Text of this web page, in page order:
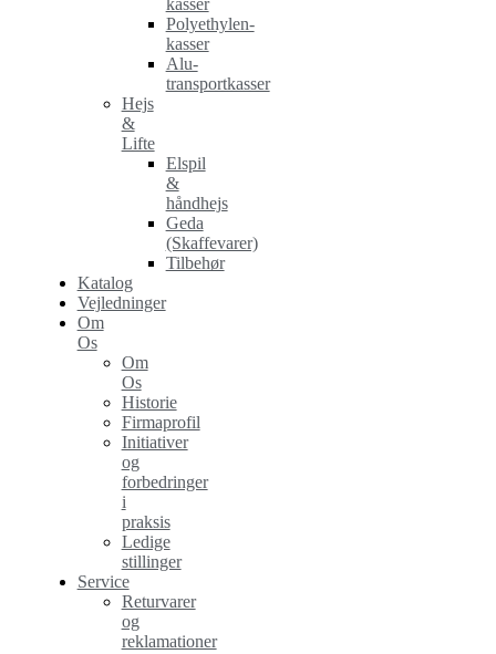
kasser
Polyethylen-
kasser
Alu-
transportkasser
Hejs
&
Lifte
Elspil
&
håndhejs
Geda
(Skaffevarer)
Tilbehør
Katalog
Vejledninger
Om
Os
Om
Os
Historie
Firmaprofil
Initiativer
og
forbedringer
i
praksis
Ledige
stillinger
Service
Returvarer
og
reklamationer